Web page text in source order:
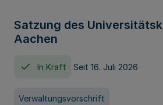
Satzung des
Aachen
In Kraft Seit 16. Juli 2026
Verwaltungsvorschrift